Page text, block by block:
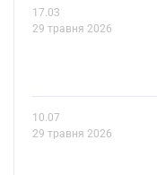
17.03
29 травня 2026
10.07
29 травня 2026